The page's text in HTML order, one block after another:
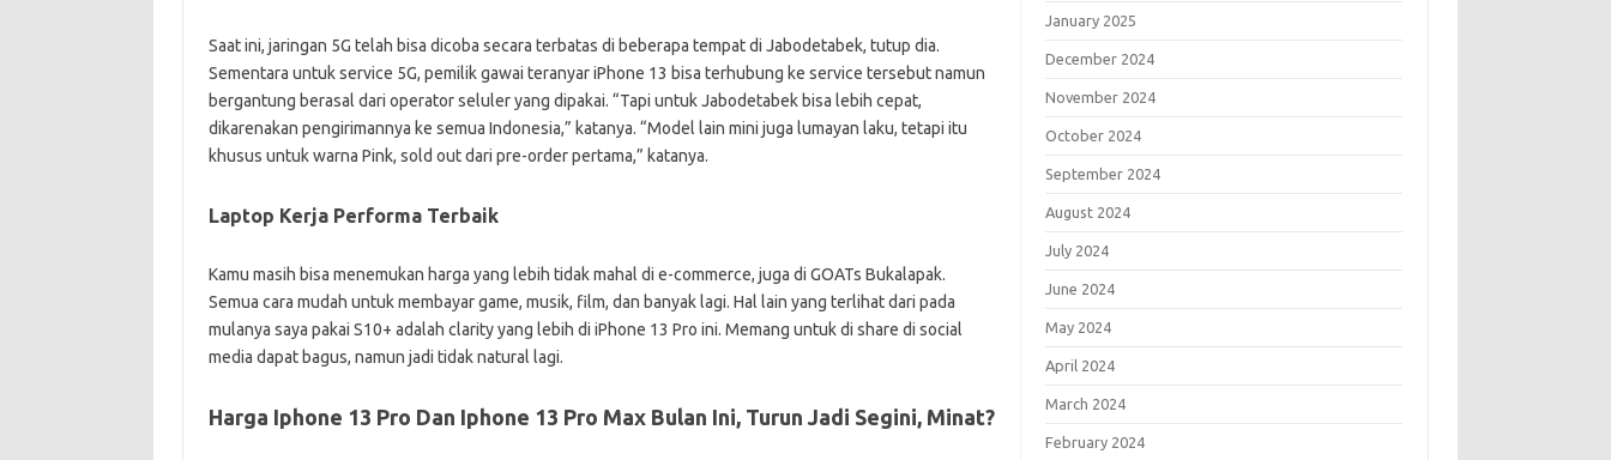
Saat ini, jaringan 5G telah bisa dicoba secara terbatas di beberapa tempat di Jabodetabek, tutup dia.
Sementara untuk service 5G, pemilik gawai teranyar iPhone 13 bisa terhubung ke service tersebut namun
bergantung berasal dari operator seluler yang dipakai. “Tapi untuk Jabodetabek bisa lebih cepat,
dikarenakan pengirimannya ke semua Indonesia,” katanya. “Model lain mini juga lumayan laku, tetapi itu
khusus untuk warna Pink, sold out dari pre-order pertama,” katanya.
Laptop Kerja Performa Terbaik
Kamu masih bisa menemukan harga yang lebih tidak mahal di e-commerce, juga di GOATs Bukalapak.
Semua cara mudah untuk membayar game, musik, film, dan banyak lagi. Hal lain yang terlihat dari pada
mulanya saya pakai S10+ adalah clarity yang lebih di iPhone 13 Pro ini. Memang untuk di share di social
media dapat bagus, namun jadi tidak natural lagi.
Harga Iphone 13 Pro Dan Iphone 13 Pro Max Bulan Ini, Turun Jadi Segini, Minat?
January 2025
December 2024
November 2024
October 2024
September 2024
August 2024
July 2024
June 2024
May 2024
April 2024
March 2024
February 2024